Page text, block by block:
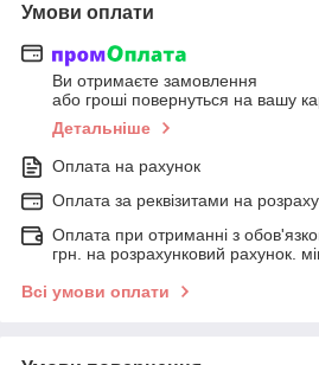
Умови оплати
Ви отримаєте замовлення
або гроші повернуться на вашу
Детальніше
Оплата на рахунок
Оплата за реквізитами на
Оплата при отриманні з
грн. на розрахунковий рахунок.
Всі умови оплати